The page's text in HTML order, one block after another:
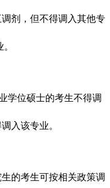
剂，但不得调入其他专
位硕士的考生不得调
入该专业。
的考生可按相关政策调